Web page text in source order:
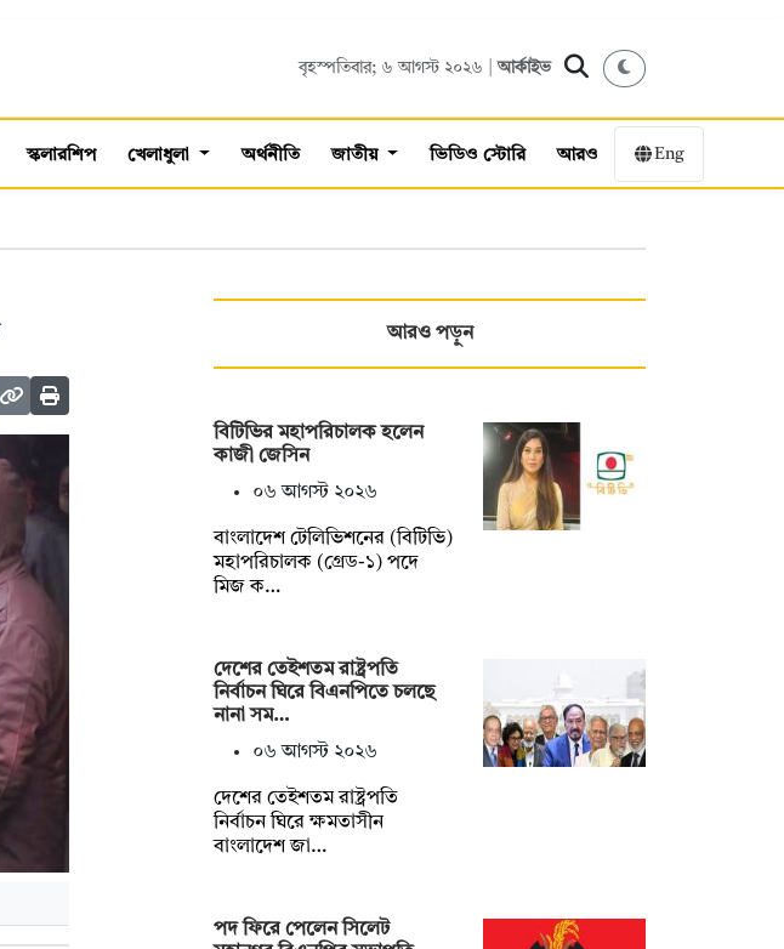
বৃহস্পতিবার; ৬ আগস্ট ২০২৬ |আর্কাইভ
স্কলারশিপ খেলাধুলা অর্থনীতি জাতীয় ভিডিও স্টোরি আরও Eng
আরও পড়ুন
বিটিভির মহাপরিচালক হলেন
কাজী জেসিন
০৬ আগস্ট ২০২৬
বাংলাদেশ টেলিভিশনের (বিটিভি)
মহাপরিচালক (গ্রেড-১) পদে
মিজ ক…
দেশের তেইশতম রাষ্ট্রপতি
নির্বাচন ঘিরে বিএনপিতে চলছে
নানা সম…
০৬ আগস্ট ২০২৬
দেশের তেইশতম রাষ্ট্রপতি
নির্বাচন ঘিরে ক্ষমতাসীন
বাংলাদেশ জা…
পদ ফিরে পেলেন সিলেট